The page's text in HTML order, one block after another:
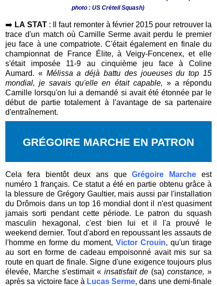
photo : US Créteil Squash)
➡️ LA STAT:
Il faut remonter à février 2015 pour retrouver la
trace d'un match où Camille Serme avait perdu le premier
jeu face à une compatriote. C'était également en finale du
championnat de France Élite, à Veigy-Foncenex, et elle
s'était imposée 11-9 au cinquième jeu face à Coline
Aumard. « Mélissa a déjà battu des joueuses du top 15
mondial, je savais qu'elle en était capable, » a répondu
Camille lorsqu'on lui a demandé si avait été étonnée par le
début de partie totalement à l'avantage de sa partenaire
d'entraînement.
GRÉGOIRE MARCHE EN PATRON
Cela fera bientôt deux ans queGrégoire Marche est
numéro 1 français. Ce statut a été en partie obtenu grâce à
la blessure de Grégory Gaultier, mais aussi par l'installation
du Drômois dans un top 16 mondial dont il n'est quasiment
jamais sorti pendant cette période. Le patron du squash
masculin hexagonal, c'est bien lui et il l'a prouvé le
weekend dernier. Tout d'abord en repoussant les assauts de
l'homme en forme du moment, Victor Crouin, qu'un tirage
au sort en forme de cadeau empoisonné avait mis sur sa
route en quart de finale. Signe d'une exigence toujours plus
élevée, Marche s'estimait « insatisfait de(sa) constance, »
après sa victoire face à Lucas Serme, dans une demi-finale